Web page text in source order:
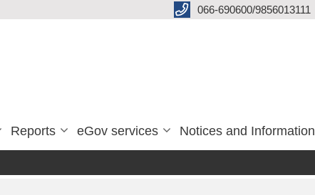
066-690600/9856013111
Reports eGov services Notices and Information